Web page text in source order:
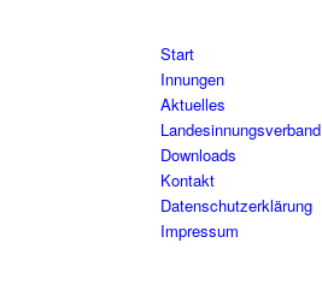
Start
Innungen
Aktuelles
Landesinnungsverband
Downloads
Kontakt
Datenschutzerklärung
Impressum